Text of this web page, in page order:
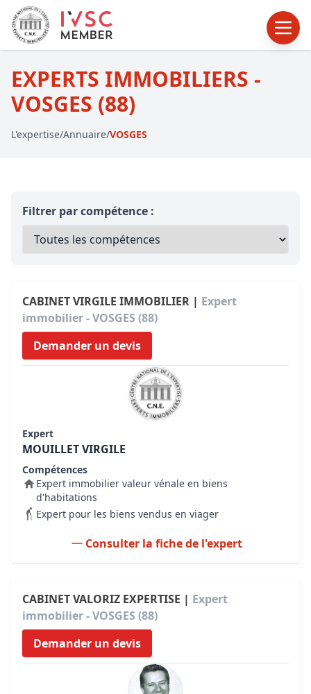
EXPERTS IMMOBILIERS -
VOSGES (88)
L'expertise/Annuaire/VOSGES
Filtrer par compétence :
CABINET VIRGILE IMMOBILIER | Expert
immobilier - VOSGES (88)
Demander un devis
Expert
MOUILLET VIRGILE
Compétences
Expert immobilier valeur vénale en biens
d'habitations
Expert pour les biens vendus en viager
Consulter la fiche de l'expert
CABINET VALORIZ EXPERTISE | Expert
immobilier - VOSGES (88)
Demander un devis